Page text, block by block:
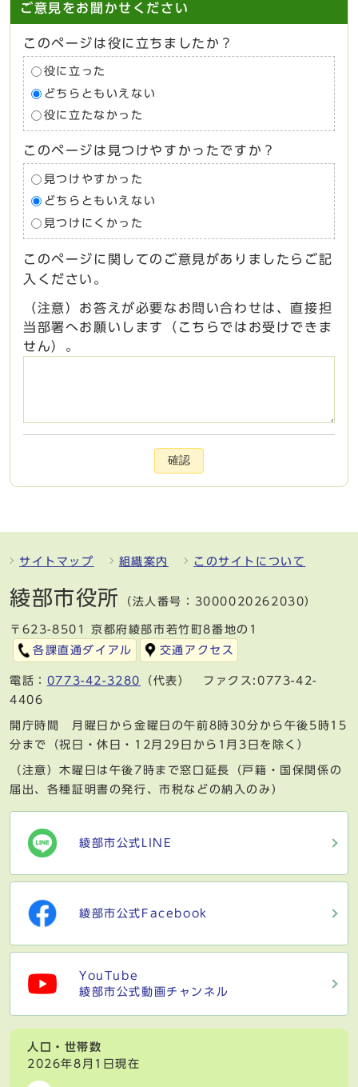
ご意見をお聞かせください
このページは役に立ちましたか？
役に立った
どちらともいえない
役に立たなかった
このページは見つけやすかったですか？
見つけやすかった
どちらともいえない
見つけにくかった
このページに関してのご意見がありましたらご記
入ください。
（注意）お答えが必要なお問い合わせは、直接担
当部署へお願いします（こちらではお受けできま
せん）。
確認
サイトマップ 組織案内 このサイトについて
綾部市役所 （法人番号：3000020262030）
〒623-8501 京都府綾部市若竹町8番地の1
各課直通ダイアル
交通アクセス
電話： 0773-42-3280
（代表） ファクス:0773-42-
4406
開庁時間 月曜日から金曜日の午前8時30分から午後5時15
分まで（祝日・休日・12月29日から1月3日を除く）
（注意）木曜日は午後7時まで窓口延長（戸籍・国保関係の
届出、各種証明書の発行、市税などの納入のみ）
綾部市公式LINE
綾部市公式Facebook
YouTube
綾部市公式動画チャンネル
人口・世帯数
2026年8月1日現在